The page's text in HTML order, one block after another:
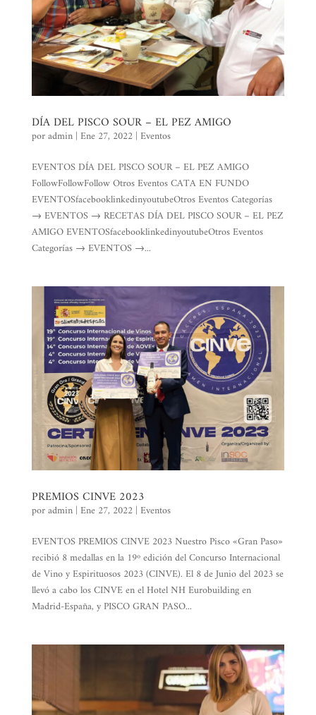
DÍA DEL PISCO SOUR – EL PEZ AMIGO
poradmin| Ene 27, 2022| Eventos
EVENTOS DÍA DEL PISCO SOUR – EL PEZ AMIGO
FollowFollowFollow Otros Eventos CATA EN FUNDO
EVENTOSfacebooklinkedinyoutubeOtros Eventos Categorías
→ EVENTOS → RECETAS DÍA DEL PISCO SOUR – EL PEZ
AMIGO EVENTOSfacebooklinkedinyoutubeOtros Eventos
Categorías → EVENTOS →...
PREMIOS CINVE 2023
poradmin| Ene 27, 2022| Eventos
EVENTOS PREMIOS CINVE 2023 Nuestro Pisco «Gran Paso»
recibió 8 medallas en la 19º edición del Concurso Internacional
de Vino y Espirituosos 2023 (CINVE). El 8 de Junio del 2023 se
llevó a cabo los CINVE en el Hotel NH Eurobuilding en
Madrid-España, y PISCO GRAN PASO...